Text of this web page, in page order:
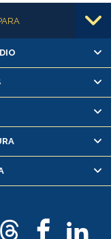
os